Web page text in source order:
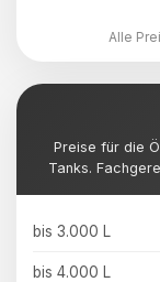
Alle
Preise für die
Tanks.
bis 3.000 L
bis 4.000 L